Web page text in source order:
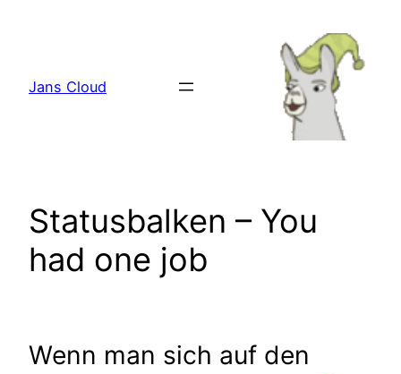
Jans Cloud
Statusbalken – You
had one job
Wenn man sich auf den